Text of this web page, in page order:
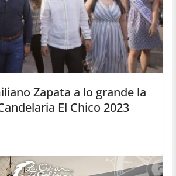
Zapata a lo grande la
El Chico 2023